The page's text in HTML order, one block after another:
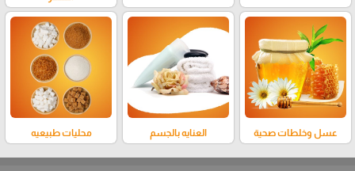
عسل وخلطات صحية العنايه بالجسم محليات طبيعيه